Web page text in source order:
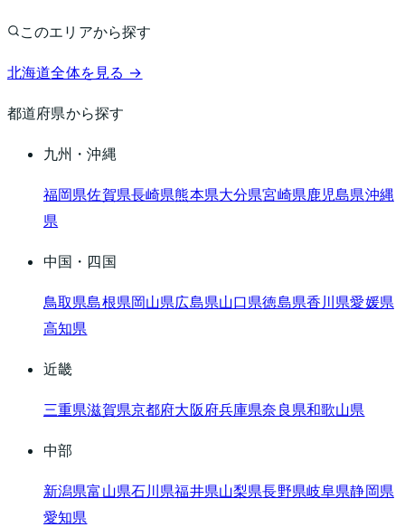
このエリアから探す
北海道全体を見る →
都道府県から探す
九州・沖縄
福岡県佐賀県長崎県熊本県大分県宮崎県鹿児島県沖縄
県
中国・四国
鳥取県島根県岡山県広島県山口県徳島県香川県愛媛県
高知県
近畿
三重県滋賀県京都府大阪府兵庫県奈良県和歌山県
中部
新潟県富山県石川県福井県山梨県長野県岐阜県静岡県
愛知県